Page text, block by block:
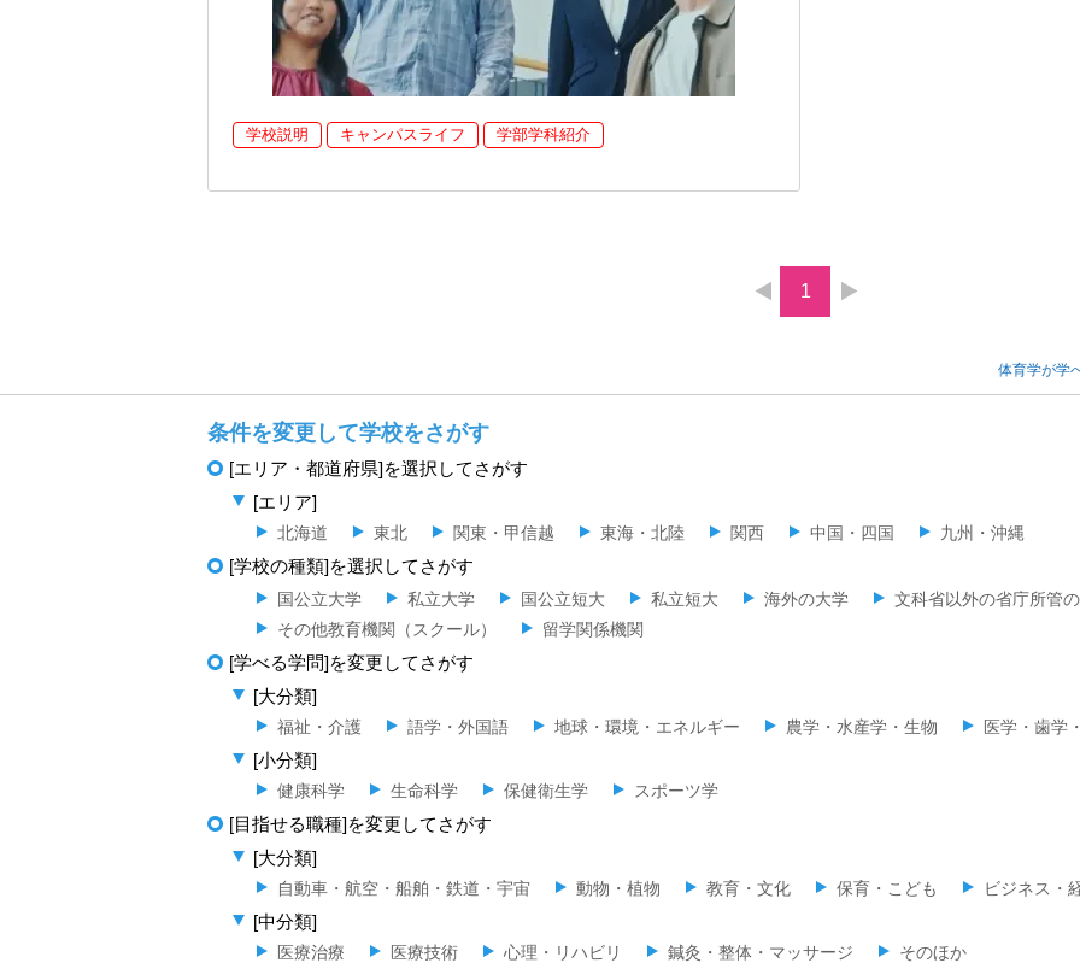
学校説明 キャンパスライフ 学部学科紹介
1
体育学が学
条件を変更して学校をさがす
[エリア・都道府県]を選択してさがす
[エリア]
北海道 東北 関東・甲信越 東海・北陸 関西 中国・四国 九州・沖縄
[学校の種類]を選択してさがす
国公立大学 私立大学 国公立短大 私立短大 海外の大学 文科省以外の省庁所管
その他教育機関（スクール）
留学関係機関
[学べる学問]を変更してさがす
[大分類]
福祉・介護 語学・外国語 地球・環境・エネルギー 農学・水産学・生物 医学・歯学
[小分類]
健康科学 生命科学 保健衛生学 スポーツ学
[目指せる職種]を変更してさがす
[大分類]
自動車・航空・船舶・鉄道・宇宙 動物・植物 教育・文化 保育・こども ビジネス・
[中分類]
医療治療 医療技術 心理・リハビリ 鍼灸・整体・マッサージ そのほか